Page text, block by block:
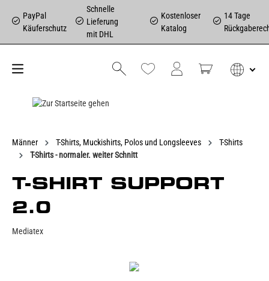
PayPal
Käuferschutz
Schnelle
Lieferung
mit DHL
Kostenloser
Katalog
14 Tage
Männer T-Shirts, Muckishirts, Polos und Longsleeves
T-Shirts
T-Shirts - normaler. weiter Schnitt
T-SHIRT SUPPORT
2.0
Mediatex